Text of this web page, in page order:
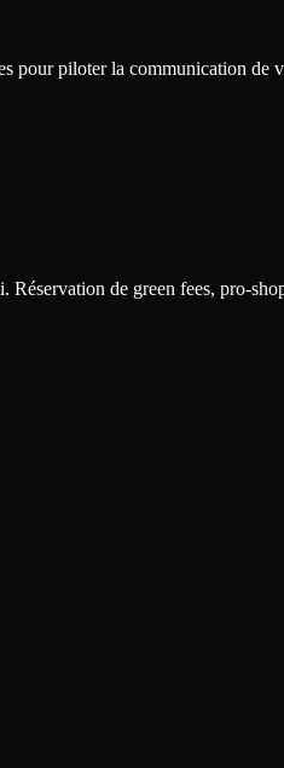
pour piloter la communication de
de green fees, pro-